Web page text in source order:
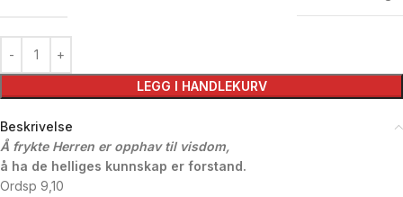
LEGG I HANDLEKURV
Beskrivelse
Å frykte Herren er opphav til visdom,
å ha de helliges kunnskap er forstand.
Ordsp 9,10